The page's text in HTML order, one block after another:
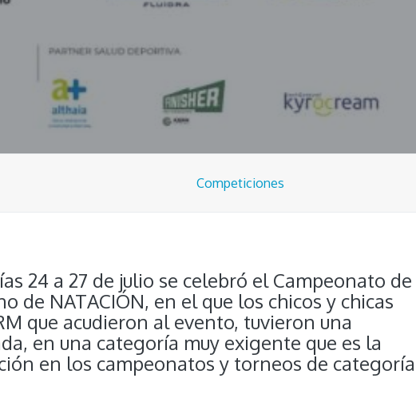
Competiciones
24 a 27 de julio se celebró el Campeonato de
de NATACIÓN, en el que los chicos y chicas
que acudieron al evento, tuvieron una
en una categoría muy exigente que es la
en los campeonatos y torneos de categoría